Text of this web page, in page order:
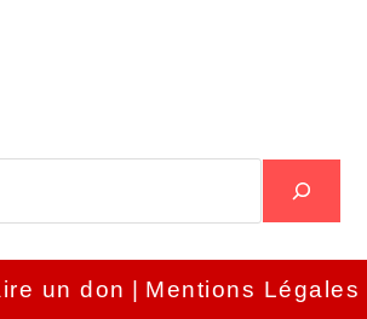
un don Mentions Légales